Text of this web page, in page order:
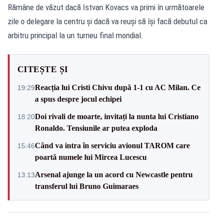
Rămâne de văzut dacă Istvan Kovacs va primi în următoarele
zile o delegare la centru și dacă va reuși să își facă debutul ca
arbitru principal la un turneu final mondial.
CITEȘTE ȘI
19:29Reacția lui Cristi Chivu după 1-1 cu AC Milan. Ce
a spus despre jocul echipei
18:20Doi rivali de moarte, invitați la nunta lui Cristiano
Ronaldo. Tensiunile ar putea exploda
15:46Când va intra în serviciu avionul TAROM care
poartă numele lui Mircea Lucescu
13:13Arsenal ajunge la un acord cu Newcastle pentru
transferul lui Bruno Guimaraes